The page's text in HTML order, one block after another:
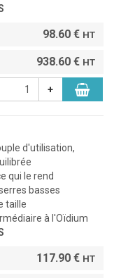
98.60 € HT
938.60 € HT
+
d'utilisation,
qui le rend
basses
taille
à l'Oïdium
117.90 € HT